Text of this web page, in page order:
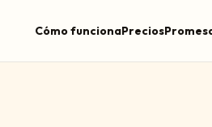
Cómo funcionaPrecios